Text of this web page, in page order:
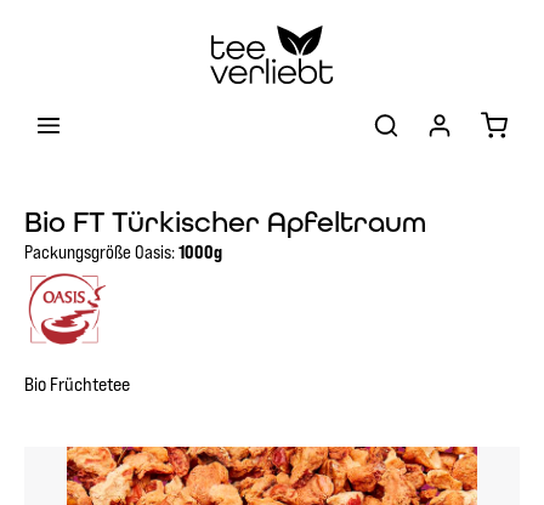
Bio FT Türkischer Apfeltraum
Packungsgröße Oasis:1000g
Bio Früchtetee
Bildergalerie überspringen